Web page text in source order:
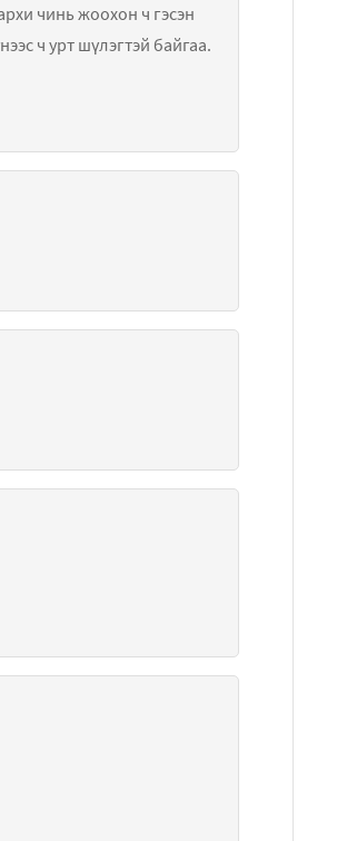
чинь жоохон ч гэсэн
ч урт шүлэгтэй байгаа.